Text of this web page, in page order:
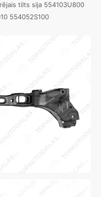
tilts sija 554103U800
554052S100